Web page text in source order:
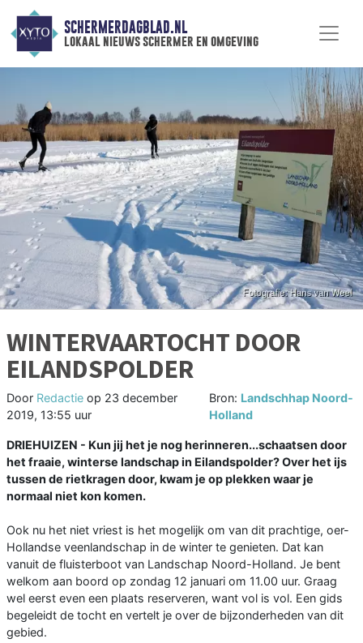
SCHERMERDAGBLAD.NL
lokaal nieuws schermer en omgeving
WINTERVAARTOCHT DOOR
EILANDSPOLDER
Door Redactie op 23 december
2019, 13:55 uur
Bron: Landschhap Noord-
Holland
DRIEHUIZEN - Kun jij het je nog herinneren...schaatsen door
het fraaie, winterse landschap in Eilandspolder? Over het ijs
tussen de rietkragen door, kwam je op plekken waar je
normaal niet kon komen.
Ook nu het niet vriest is het mogelijk om van dit prachtige, oer-
Hollandse veenlandschap in de winter te genieten. Dat kan
vanuit de fluisterboot van Landschap Noord-Holland. Je bent
welkom aan boord op zondag 12 januari om 11.00 uur. Graag
wel eerst even een plaats reserveren, want vol is vol. Een gids
begeleidt de tocht en vertelt je over de bijzonderheden van dit
gebied.